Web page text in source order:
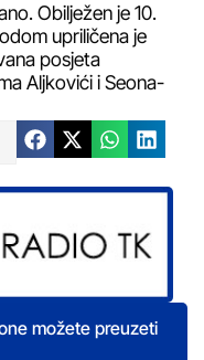
Obilježen je 10.
upriličena je
posjeta
Aljkovići i Seona-
možete preuzeti